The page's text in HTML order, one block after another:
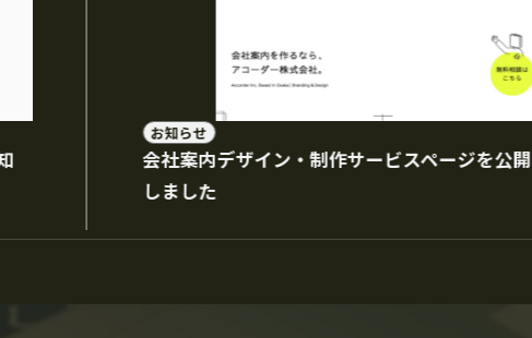
BRANDING
お知らせ
会社案内デザイン・制作サービスページを公開
しました